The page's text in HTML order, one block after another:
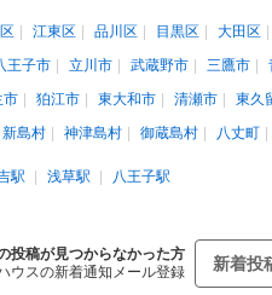
江東区 品川区 目黒区 大田区
王子市 立川市 武蔵野市 三鷹市
市 狛江市 東大和市 清瀬市 東久
新島村 神津島村 御蔵島村 八丈町
駅 浅草駅
八王子駅
投稿が見つからなかった方
ウスの新着通知メール登録
新着投